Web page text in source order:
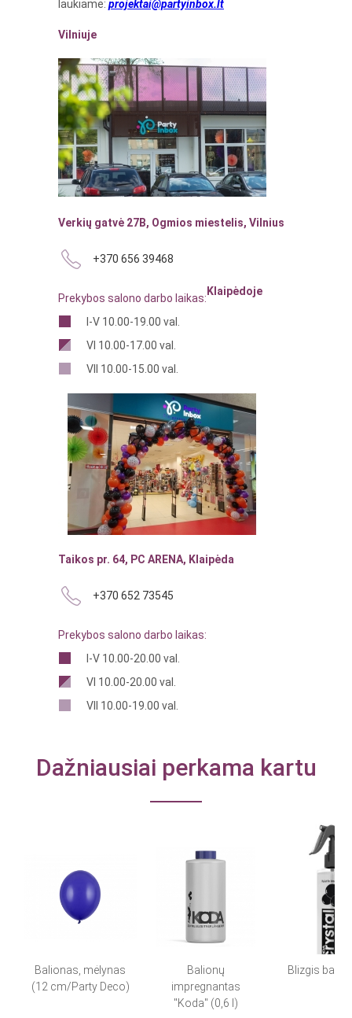
laukiame: projektai@partyinbox.lt
Vilniuje
Verkių gatvė 27B, Ogmios miestelis, Vilnius
+370 656 39468
Prekybos salono darbo laikas:
I-V 10.00-19.00 val.
VI 10.00-17.00 val.
VII 10.00-15.00 val.
Klaipėdoje
Taikos pr. 64, PC ARENA, Klaipėda
+370 652 73545
Prekybos salono darbo laikas:
I-V 10.00-20.00 val.
VI 10.00-20.00 val.
VII 10.00-19.00 val.
Dažniausiai perkama kartu
Balionas, mėlynas
(12 cm/Party Deco)
Balionų
impregnantas
"Koda" (0,6 l)
Blizgis